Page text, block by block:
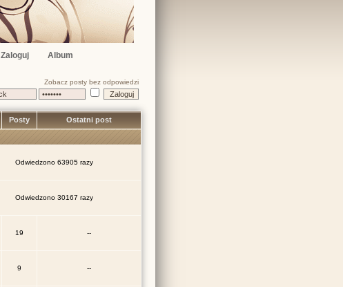
Zaloguj Album
Zobacz posty bez odpowiedzi
Posty Ostatni post
Odwiedzono 63905 razy
Odwiedzono 30167 razy
19 --
9 --